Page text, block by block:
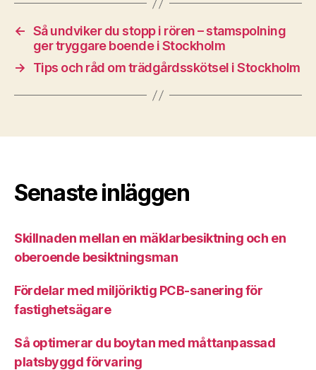
← Så undviker du stopp i rören – stamspolning
ger tryggare boende i Stockholm
→
Tips och råd om trädgårdsskötsel i Stockholm
Senaste inläggen
Skillnaden mellan en mäklarbesiktning och en
oberoende besiktningsman
Fördelar med miljöriktig PCB-sanering för
fastighetsägare
Så optimerar du boytan med måttanpassad
platsbyggd förvaring